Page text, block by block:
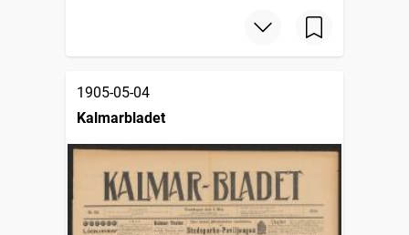
1905-05-04
Kalmarbladet